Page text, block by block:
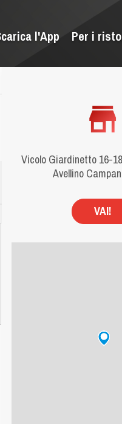
Per i
l'App
Vicolo Giardinetto 16-
Avellino
VAI!